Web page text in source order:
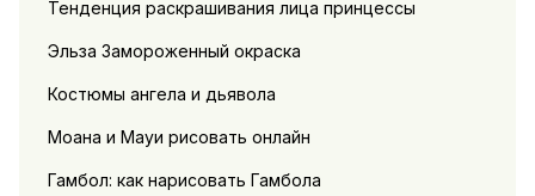
Тенденция раскрашивания лица принцессы
Эльза Замороженный окраска
Костюмы ангела и дьявола
Моана и Мауи рисовать онлайн
Гамбол: как нарисовать Гамбола